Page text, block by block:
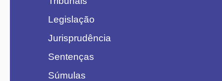
Legislação
Jurisprudência
Sentenças
Súmulas